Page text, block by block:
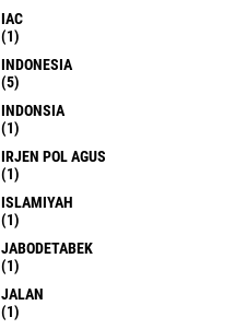
IAC
(1)
INDONESIA
(5)
INDONSIA
(1)
IRJEN POL AGUS
(1)
ISLAMIYAH
(1)
JABODETABEK
(1)
JALAN
(1)